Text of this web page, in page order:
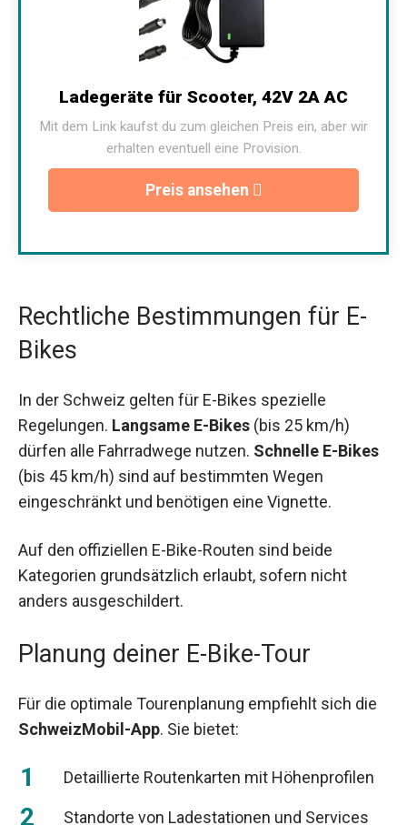
Ladegeräte für Scooter, 42V 2A AC
Mit dem Link kaufst du zum gleichen Preis ein, aber wir
erhalten eventuell eine Provision.
Preis ansehen
Rechtliche Bestimmungen für E-
Bikes
In der Schweiz gelten für E-Bikes spezielle
Regelungen. Langsame E-Bikes (bis 25 km/h)
dürfen alle Fahrradwege nutzen. Schnelle E-Bikes
(bis 45 km/h) sind auf bestimmten Wegen
eingeschränkt und benötigen eine Vignette.
Auf den offiziellen E-Bike-Routen sind beide
Kategorien grundsätzlich erlaubt, sofern nicht
anders ausgeschildert.
Planung deiner E-Bike-Tour
Für die optimale Tourenplanung empfiehlt sich die
SchweizMobil-App. Sie bietet:
Detaillierte Routenkarten mit Höhenprofilen
Standorte von Ladestationen und Services